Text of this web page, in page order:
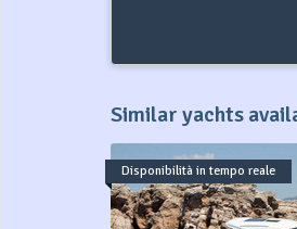
Similar yachts
Disponibilità in tempo reale